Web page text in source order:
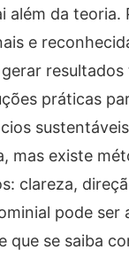
além da teoria.
e
resultados
práticas
mas existe
clareza,
pode ser
que se saiba